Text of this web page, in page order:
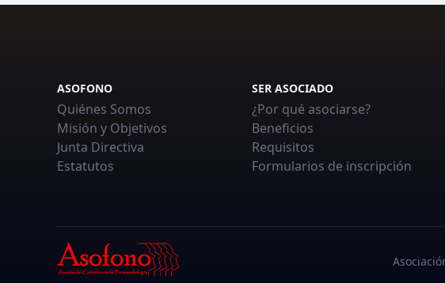
ASOFONO
Quiénes Somos
Misión y Objetivos
Junta Directiva
Estatutos
SER ASOCIADO
¿Por qué asociarse?
Beneficios
Requisitos
Formularios de inscripción